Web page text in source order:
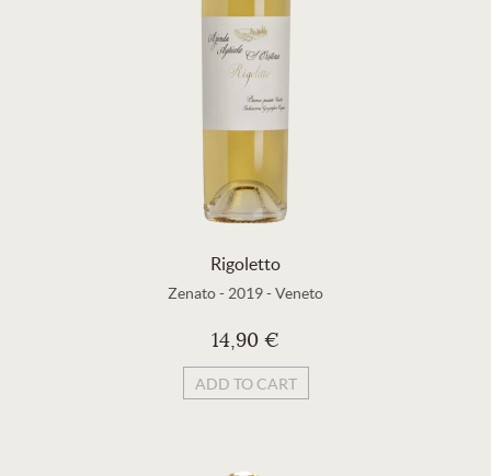
Rigoletto
Zenato- 2019-Veneto
14,90 €
ADD TO CART